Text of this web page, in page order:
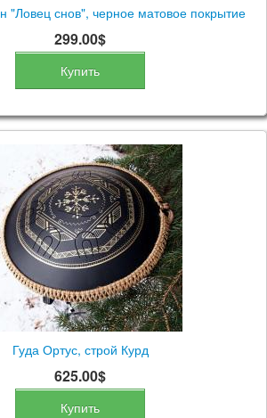
"Ловец снов", черное матовое покрытие
299.00$
Купить
Гуда Ортус, строй Курд
625.00$
Купить